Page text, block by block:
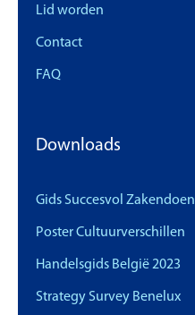
Lid worden
Contact
FAQ
Downloads
Gids Succesvol Zakendoen
Poster Cultuurverschillen
Handelsgids België 2023
Strategy Survey Benelux